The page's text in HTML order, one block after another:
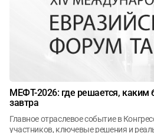
МЕФТ-2026: где решается, каким
завтра
Главное отраслевое событие в
участников, ключевые решения и